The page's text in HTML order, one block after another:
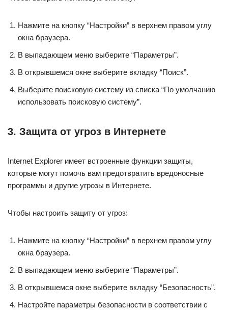
Нажмите на кнопку “Настройки” в верхнем правом углу
окна браузера.
В выпадающем меню выберите “Параметры”.
В открывшемся окне выберите вкладку “Поиск”.
Выберите поисковую систему из списка “По умолчанию
использовать поисковую систему”.
3. Защита от угроз в Интернете
Internet Explorer имеет встроенные функции защиты,
которые могут помочь вам предотвратить вредоносные
программы и другие угрозы в Интернете.
Чтобы настроить защиту от угроз:
Нажмите на кнопку “Настройки” в верхнем правом углу
окна браузера.
В выпадающем меню выберите “Параметры”.
В открывшемся окне выберите вкладку “Безопасность”.
Настройте параметры безопасности в соответствии с